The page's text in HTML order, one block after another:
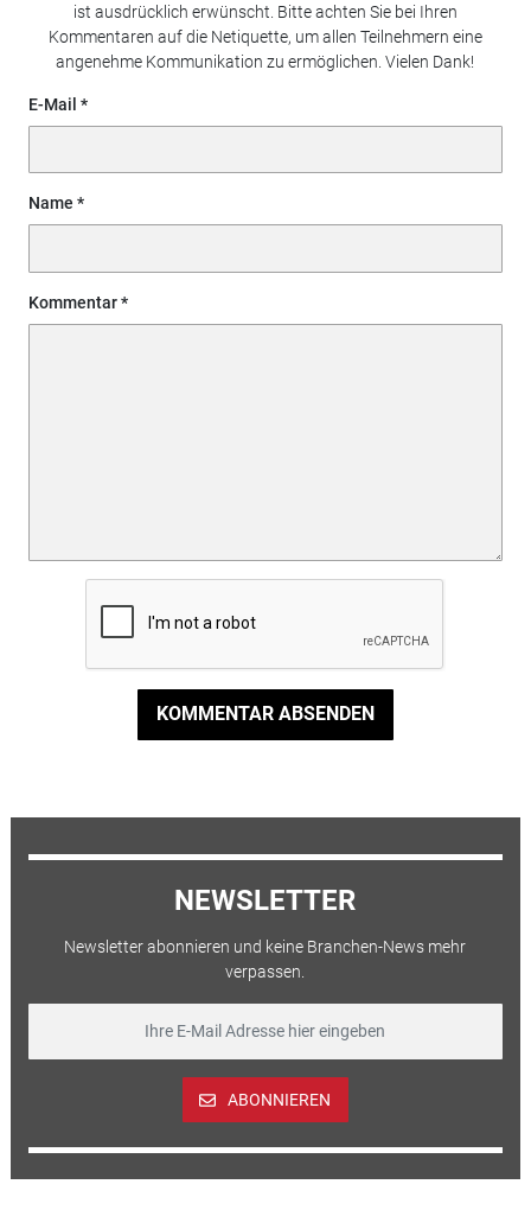
ist ausdrücklich erwünscht. Bitte achten Sie bei Ihren
Kommentaren auf die Netiquette, um allen Teilnehmern eine
angenehme Kommunikation zu ermöglichen. Vielen Dank!
E-Mail
Name
Kommentar
KOMMENTAR ABSENDEN
NEWSLETTER
Newsletter abonnieren und keine Branchen-News mehr
verpassen.
ABONNIEREN